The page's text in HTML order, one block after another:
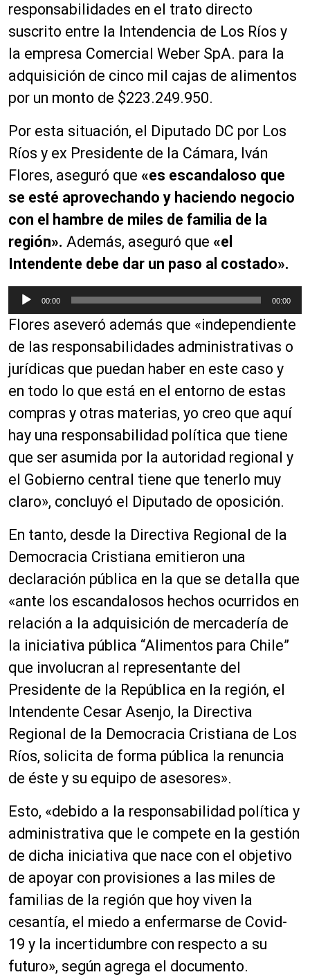
responsabilidades en el trato directo
suscrito entre la Intendencia de Los Ríos y
la empresa Comercial Weber SpA. para la
adquisición de cinco mil cajas de alimentos
por un monto de $223.249.950.
Por esta situación, el Diputado DC por Los
Ríos y ex Presidente de la Cámara, Iván
Flores, aseguró que «es escandaloso que
se esté aprovechando y haciendo negocio
con el hambre de miles de familia de la
región». Además, aseguró que «el
Intendente debe dar un paso al costado».
e
p
r
o
d
u
c
t
o
r
d
a
u
d
i
o
00:00 00:00
Flores aseveró además que «independiente
de las responsabilidades administrativas o
jurídicas que puedan haber en este caso y
en todo lo que está en el entorno de estas
compras y otras materias, yo creo que aquí
hay una responsabilidad política que tiene
que ser asumida por la autoridad regional y
el Gobierno central tiene que tenerlo muy
claro», concluyó el Diputado de oposición.
En tanto, desde la Directiva Regional de la
Democracia Cristiana emitieron una
declaración pública en la que se detalla que
«ante los escandalosos hechos ocurridos en
relación a la adquisición de mercadería de
la iniciativa pública “Alimentos para Chile”
que involucran al representante del
Presidente de la República en la región, el
Intendente Cesar Asenjo, la Directiva
Regional de la Democracia Cristiana de Los
Ríos, solicita de forma pública la renuncia
de éste y su equipo de asesores».
Esto, «debido a la responsabilidad política y
administrativa que le compete en la gestión
de dicha iniciativa que nace con el objetivo
de apoyar con provisiones a las miles de
familias de la región que hoy viven la
cesantía, el miedo a enfermarse de Covid-
19 y la incertidumbre con respecto a su
futuro», según agrega el documento.